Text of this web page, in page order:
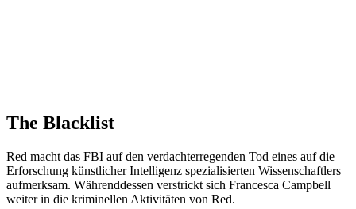
The Blacklist
Red macht das FBI auf den verdachterregenden Tod eines auf die
Erforschung künstlicher Intelligenz spezialisierten Wissenschaftlers
aufmerksam. Währenddessen verstrickt sich Francesca Campbell
weiter in die kriminellen Aktivitäten von Red.